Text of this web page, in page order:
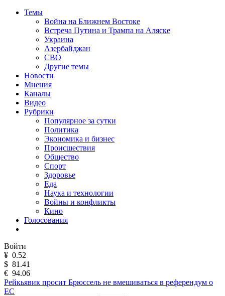
Темы
Война на Ближнем Востоке
Встреча Путина и Трампа на Аляске
Украина
Азербайджан
СВО
Другие темы
Новости
Мнения
Каналы
Видео
Рубрики
Популярное за сутки
Политика
Экономика и бизнес
Происшествия
Общество
Спорт
Здоровье
Еда
Наука и технологии
Войны и конфликты
Кино
Голосования
Войти
¥ 0.52
$ 81.41
€ 94.06
Рейкьявик просит Брюссель не вмешиваться в референдум о
ЕС